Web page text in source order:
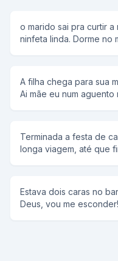
o marido sai pra curtir a
ninfeta linda. Dorme no
resgate, graças a
A filha chega para sua
Ai mãe eu num aguento
vai doer mesmo.. Aê
obriigada flw
Terminada a festa de
longa viagem, até que
percebeu que havia
minha querida,
Estava dois caras no
Deus, vou me